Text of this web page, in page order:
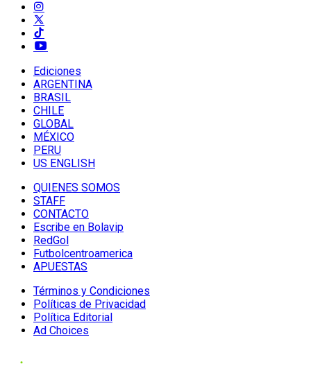
Ediciones
ARGENTINA
BRASIL
CHILE
GLOBAL
MÉXICO
PERU
US ENGLISH
QUIENES SOMOS
STAFF
CONTACTO
Escribe en Bolavip
RedGol
Futbolcentroamerica
APUESTAS
Términos y Condiciones
Políticas de Privacidad
Política Editorial
Ad Choices